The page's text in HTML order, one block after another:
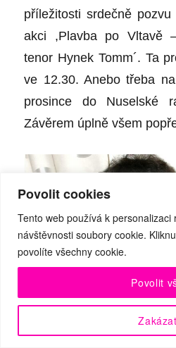
Povolit cookies
Tento web používá k personalizaci
návštěvnosti soubory cookie.
povolíte všechny cookie.
Zakázat
Povolit
příležitosti srdečně
akci ,Plavba po Vltavě
tenor Hynek Tomm´. Ta
ve 12.30. Anebo třeba
prosince do Nuselské
Závěrem úplně všem